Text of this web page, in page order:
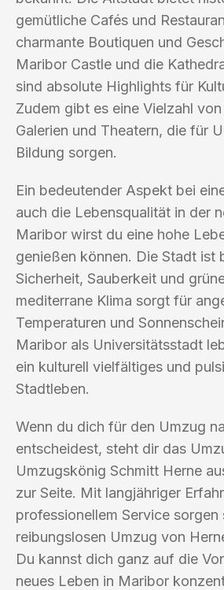
gemütliche Cafés und
charmante Boutiquen und
Maribor Castle und die
sind absolute Highlights für
Zudem gibt es eine Vielzahl
Galerien und Theatern, die für
Bildung sorgen.
Ein bedeutender Aspekt bei
auch die Lebensqualität in der
Maribor wirst du eine hohe
genießen können. Die Stadt ist
Sicherheit, Sauberkeit und
mediterrane Klima sorgt für
Temperaturen und
Maribor als Universitätsstadt
ein kulturell vielfältiges und
Stadtleben.
Wenn du dich für den Umzug
entscheidest, steht dir das
Umzugskönig Schmitt Herne
zur Seite. Mit langjähriger
professionellem Service sorgen
reibungslosen Umzug von
Du kannst dich ganz auf die
neues Leben in Maribor